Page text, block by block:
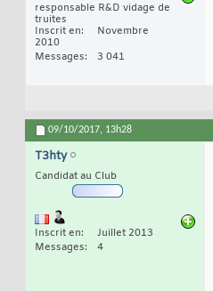
responsable R&D vidage de
truites
Inscrit en
Novembre
2010
Messages
3 041
09/10/2017, 13h28
T3hty
Candidat au Club
Inscrit en
Juillet 2013
Messages
4